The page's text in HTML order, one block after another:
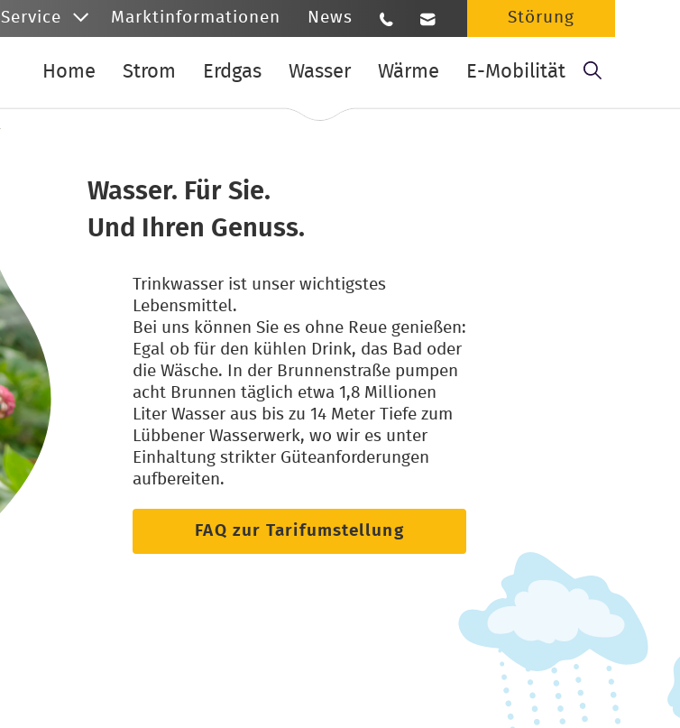
Service Marktinformationen News Störung
Home
Strom Erdgas Wasser Wärme E-Mobilität
Wasser. Für Sie.
Und Ihren Genuss.
Trinkwasser ist unser wichtigstes
Lebensmittel.
Bei uns können Sie es ohne Reue genießen:
Egal ob für den kühlen Drink, das Bad oder
die Wäsche. In der Brunnenstraße pumpen
acht Brunnen täglich etwa 1,8 Millionen
Liter Wasser aus bis zu 14 Meter Tiefe zum
Lübbener Wasserwerk, wo wir es unter
Einhaltung strikter Güteanforderungen
aufbereiten.
FAQ zur Tarifumstellung